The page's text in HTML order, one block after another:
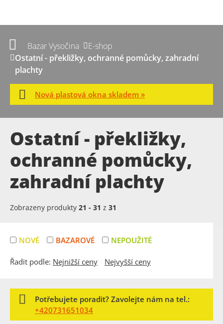
Bazar Vysočina
E-shop
Ostatní - překližky, ochranné pomůcky, zahradní
plachty
Nová plastová okna skladem »
Ostatní - překližky,
ochranné pomůcky,
zahradní plachty
Zobrazeny produkty 21 - 31 z 31
NOVÉ BAZAROVÉ NEPOUŽITÉ
Řadit podle: Nejnižší ceny Nejvyšší ceny
Potřebujete poradit? Zavolejte nám na tel.:
+420731651034